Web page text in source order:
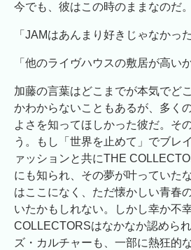
今でも、彼はこの時のままなのだ。
「JAMはあんまり好きじゃなかった
「他のライヴハウスの敷居が高い
加藤の言葉はどこまでが本気でど
かわからないこともあるが、多く
よさを知ってほしかった彼だ。そ
う。もし「世界を止めて」でブレ
ァッションと共にTHE
にも知られ、その夢が叶っていた
はここになく、ただ懐かしい青春
いたかもしれない。しかし幸か不
COLLECTORSはなかなか認めら
ズ・カルチャーも、一部に熱狂的